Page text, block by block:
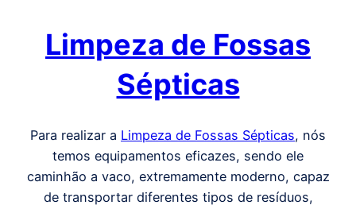
Limpeza de Fossas
Sépticas
Para realizar a Limpeza de Fossas Sépticas, nós
temos equipamentos eficazes, sendo ele
caminhão a vaco, extremamente moderno, capaz
de transportar diferentes tipos de resíduos,